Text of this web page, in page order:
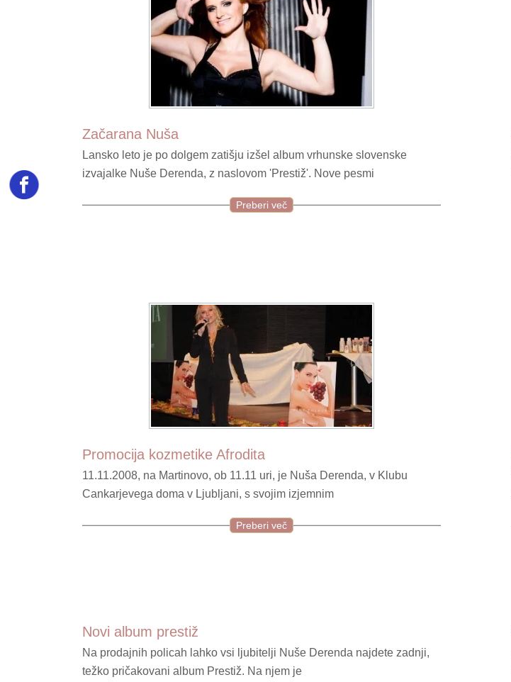
Začarana Nuša
Lansko leto je po dolgem zatišju izšel album vrhunske slovenske
izvajalke Nuše Derenda, z naslovom 'Prestiž'. Nove pesmi
Preberi več
Promocija kozmetike Afrodita
11.11.2008, na Martinovo, ob 11.11 uri, je Nuša Derenda, v Klubu
Cankarjevega doma v Ljubljani, s svojim izjemnim
Preberi več
Novi album prestiž
Na prodajnih policah lahko vsi ljubitelji Nuše Derenda najdete zadnji,
težko pričakovani album Prestiž. Na njem je